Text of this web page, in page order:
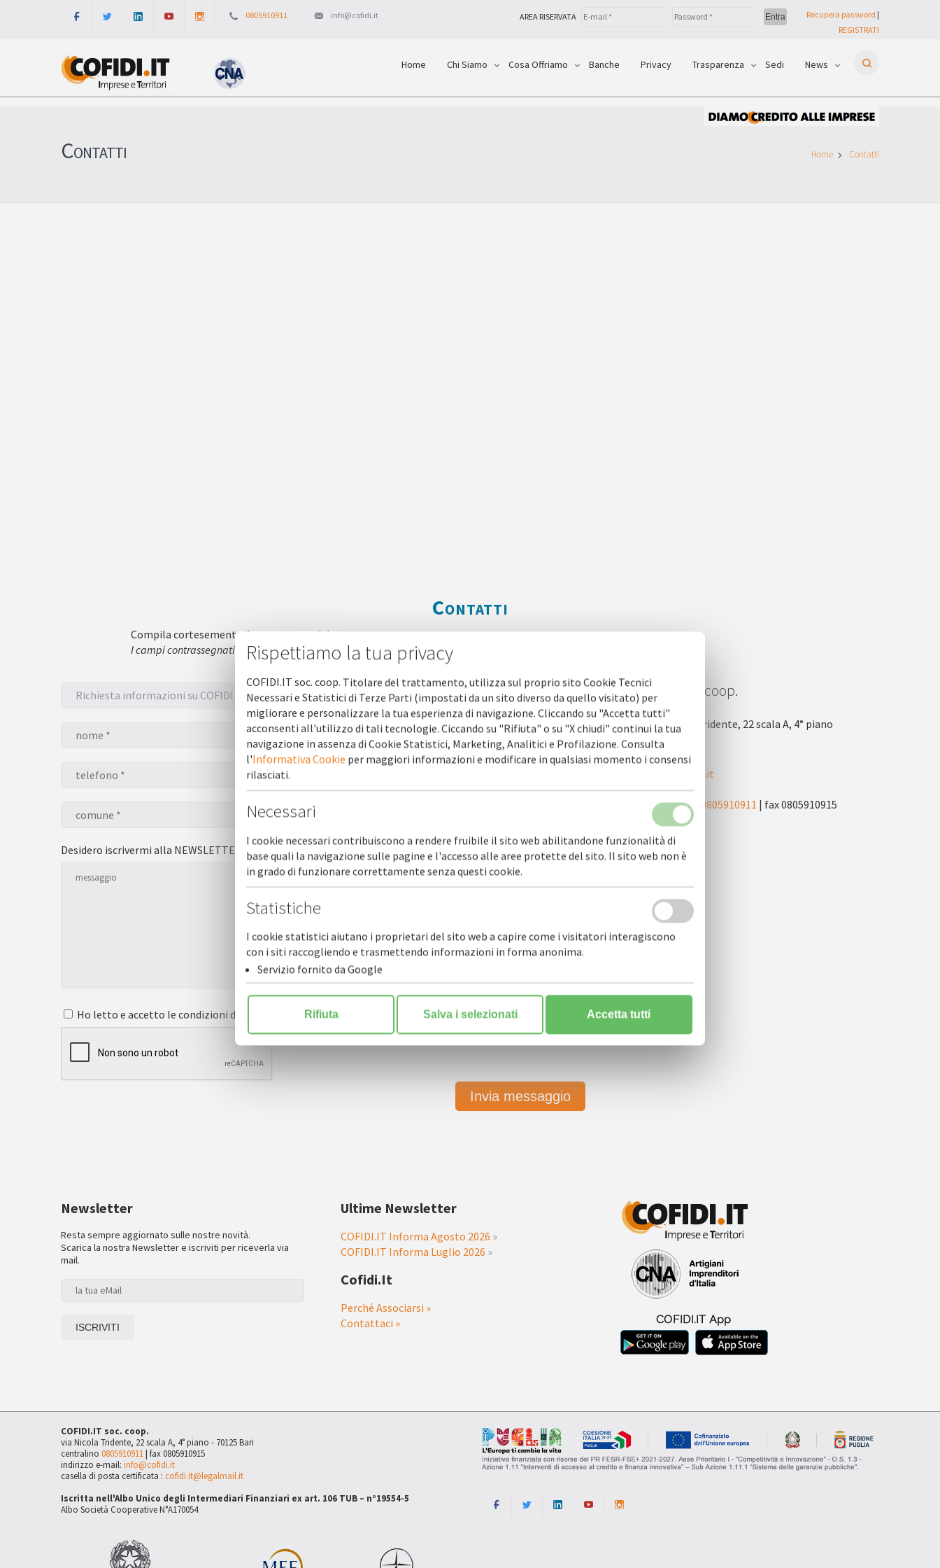
0805910911 info@cofidi.it AREA RISERVATA Recupera password |
REGISTRATI
Home Chi Siamo Cosa Offriamo Banche Privacy Trasparenza Sedi News
Contatti Home Contatti
Contatti
Compila cortesemente il seguente modulo.
I campi contrassegnati con l'asterisco * sono obbligatori.
Desidero iscrivermi alla NEWSLETTER * no
Ho letto e accetto le condizioni dell' informativa sulla privacy
COFIDI.IT soc. coop.
via Nicola Tridente, 22 scala A, 4° piano
70125 Bari
info@cofidi.it
centralino 0805910911 | fax 0805910915
Newsletter
Resta sempre aggiornato sulle nostre novità.
Scarica la nostra Newsletter e iscriviti per riceverla via
mail.
Ultime Newsletter
COFIDI.IT Informa Agosto 2026 »
COFIDI.IT Informa Luglio 2026 »
Cofidi.it
Perché Associarsi »
Contattaci »
COFIDI.IT soc. coop.
via Nicola Tridente, 22 scala A, 4° piano - 70125 Bari
centralino 0805910911| fax 0805910915
indirizzo e-mail: info@cofidi.it
casella di posta certificata : cofidi.it@legalmail.it
Iscritta nell'Albo Unico degli Intermediari Finanziari ex art. 106 TUB – n°19554-5
Albo Società Cooperative N°A170054
Rispettiamo la tua privacy
COFIDI.IT soc. coop. Titolare del trattamento, utilizza sul proprio sito Cookie Tecnici
Necessari e Statistici di Terze Parti (impostati da un sito diverso da quello visitato) per
migliorare e personalizzare la tua esperienza di navigazione. Cliccando su "Accetta tutti"
acconsenti all'utilizzo di tali tecnologie. Ciccando su "Rifiuta" o su "X chiudi" continui la tua
navigazione in assenza di Cookie Statistici, Marketing, Analitici e Profilazione. Consulta
l'Informativa Cookie per maggiori informazioni e modificare in qualsiasi momento i consensi
rilasciati.
Necessari
I cookie necessari contribuiscono a rendere fruibile il sito web abilitandone funzionalità di
base quali la navigazione sulle pagine e l'accesso alle aree protette del sito. Il sito web non è
in grado di funzionare correttamente senza questi cookie.
Statistiche
I cookie statistici aiutano i proprietari del sito web a capire come i visitatori interagiscono
con i siti raccogliendo e trasmettendo informazioni in forma anonima.
Servizio fornito da Google
Rifiuta Salva i selezionati Accetta tutti